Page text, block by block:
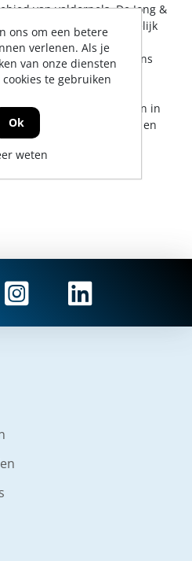
van valdorpels. De Jong &
een zo breed mogelijk
Mocht er toch een artikel
altijd contact met ons
advies en/of bestelling
ons bereiken via
0224-273327. Wij leveren in
professionele service en
ons om een betere
verlenen. Als je
van onze diensten
te gebruiken
Ok
weten